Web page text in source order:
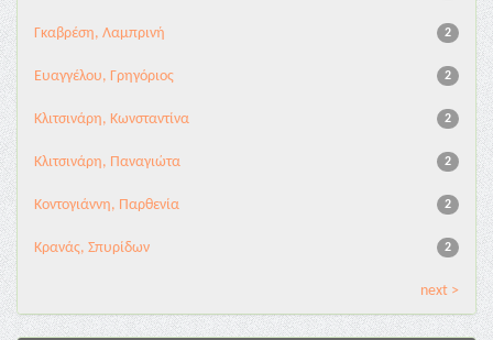
2
Γκαβρέση, Λαμπρινή
2
Ευαγγέλου, Γρηγόριος
2
Κλιτσινάρη, Κωνσταντίνα
2
Κλιτσινάρη, Παναγιώτα
2
Κοντογιάννη, Παρθενία
2
Κρανάς, Σπυρίδων
next >